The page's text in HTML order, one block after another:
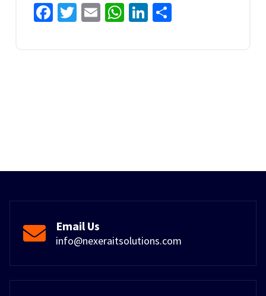
Facebook
Twitter
EmailWhatsApp
LinkedIn
Email Us
info@nexeraitsolutions.com